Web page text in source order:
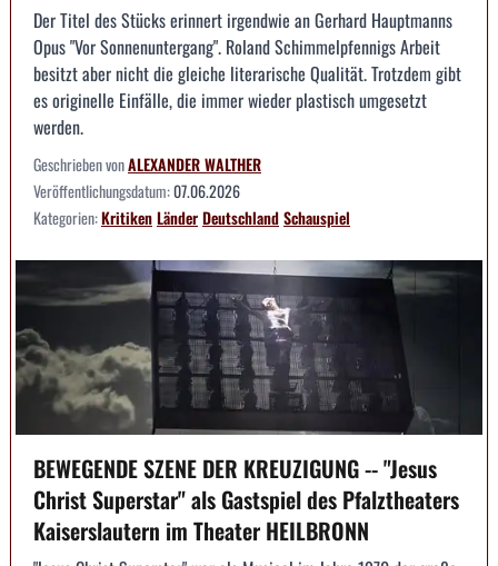
Der Titel des Stücks erinnert irgendwie an Gerhard Hauptmanns
Opus "Vor Sonnenuntergang". Roland Schimmelpfennigs Arbeit
besitzt aber nicht die gleiche literarische Qualität. Trotzdem gibt
es originelle Einfälle, die immer wieder plastisch umgesetzt
werden.
Geschrieben vonALEXANDER WALTHER
Veröffentlichungsdatum:07.06.2026
Kategorien:KritikenLänderDeutschlandSchauspiel
BEWEGENDE SZENE DER KREUZIGUNG -- "Jesus
Christ Superstar" als Gastspiel des Pfalztheaters
Kaiserslautern im Theater HEILBRONN